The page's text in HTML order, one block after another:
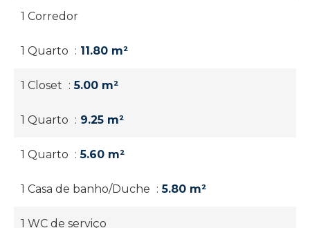
1 Corredor
1 Quarto 11.80 m²
1 Closet 5.00 m²
1 Quarto 9.25 m²
1 Quarto 5.60 m²
1 Casa de banho/Duche 5.80 m²
1 WC de serviço